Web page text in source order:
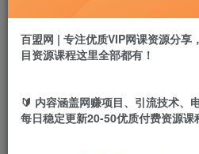
盟币
立即购买
百盟网 | 专注优质VIP网课资源分享
目资源课程这里全部都有！
🔰 内容涵盖网赚项目、引流技术、
每日稳定更新20-50优质付费资源课